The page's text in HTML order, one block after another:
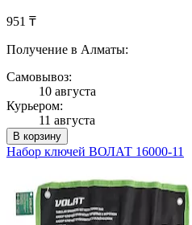
951 ₸
Получение в Алматы:
Самовывоз:
10 августа
Курьером:
11 августа
В корзину
Набор ключей ВОЛАТ 16000-11